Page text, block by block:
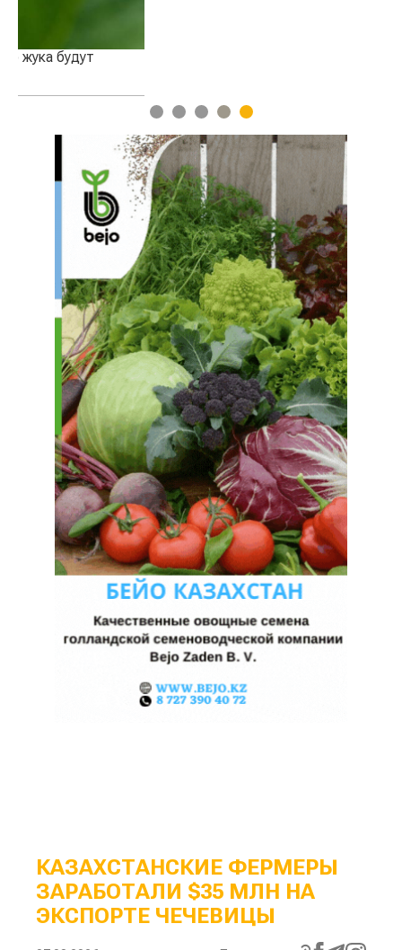
1 2 3 4 5
КАЗАХСТАНСКИЕ ФЕРМЕРЫ
ЗАРАБОТАЛИ $35 МЛН НА
ЭКСПОРТЕ ЧЕЧЕВИЦЫ